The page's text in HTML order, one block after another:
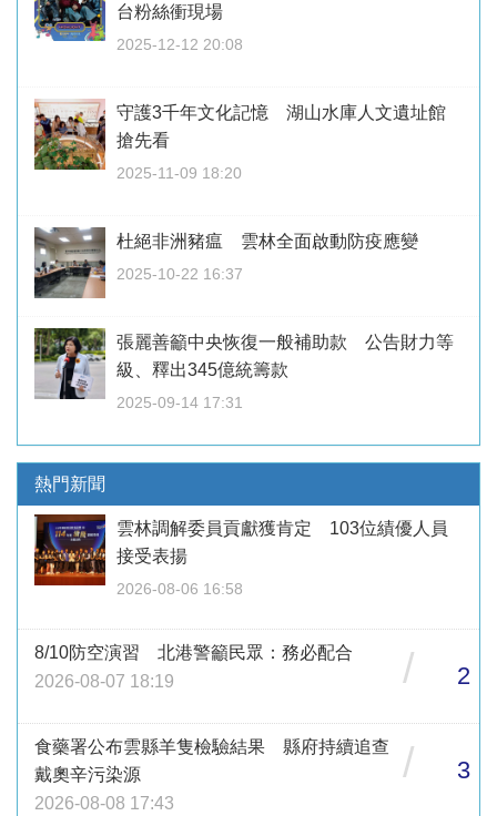
台粉絲衝現場
2025-12-12 20:08
守護3千年文化記憶 湖山水庫人文遺址館
搶先看
2025-11-09 18:20
杜絕非洲豬瘟 雲林全面啟動防疫應變
2025-10-22 16:37
張麗善籲中央恢復一般補助款 公告財力等
級、釋出345億統籌款
2025-09-14 17:31
熱門新聞
雲林調解委員貢獻獲肯定 103位績優人員
接受表揚
2026-08-06 16:58
8/10防空演習 北港警籲民眾：務必配合
2026-08-07 18:19
/ 2
食藥署公布雲縣羊隻檢驗結果 縣府持續追查
戴奧辛污染源
2026-08-08 17:43
/ 3